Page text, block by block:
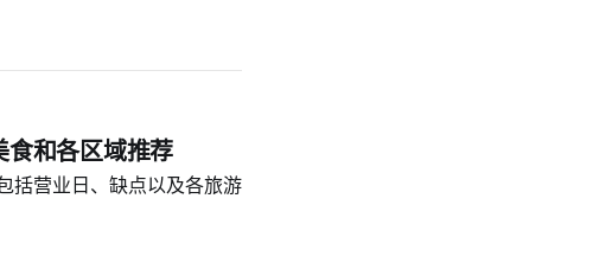
和各区域推荐
括营业日、缺点以及各旅游